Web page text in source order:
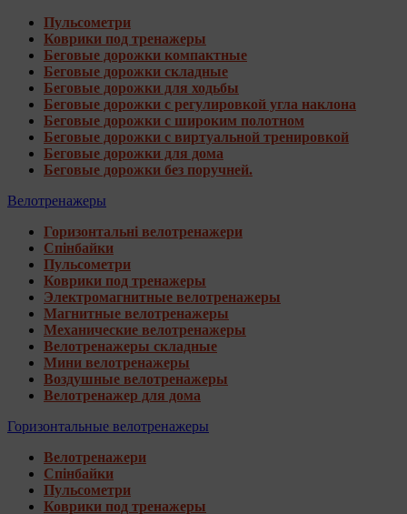
Пульсометри
Коврики под тренажеры
Беговые дорожки компактные
Беговые дорожки складные
Беговые дорожки для ходьбы
Беговые дорожки с регулировкой угла наклона
Беговые дорожки с широким полотном
Беговые дорожки с виртуальной тренировкой
Беговые дорожки для дома
Беговые дорожки без поручней.
Велотренажеры
Горизонтальні велотренажери
Спінбайки
Пульсометри
Коврики под тренажеры
Электромагнитные велотренажеры
Магнитные велотренажеры
Механические велотренажеры
Велотренажеры складные
Мини велотренажеры
Воздушные велотренажеры
Велотренажер для дома
Горизонтальные велотренажеры
Велотренажери
Спінбайки
Пульсометри
Коврики под тренажеры